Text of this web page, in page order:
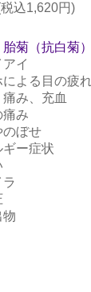
込1,620円)
胎菊（抗白菊）
アイ
による目の疲
痛み、充血
痛み
のぼせ
ギー症状
ラ
物